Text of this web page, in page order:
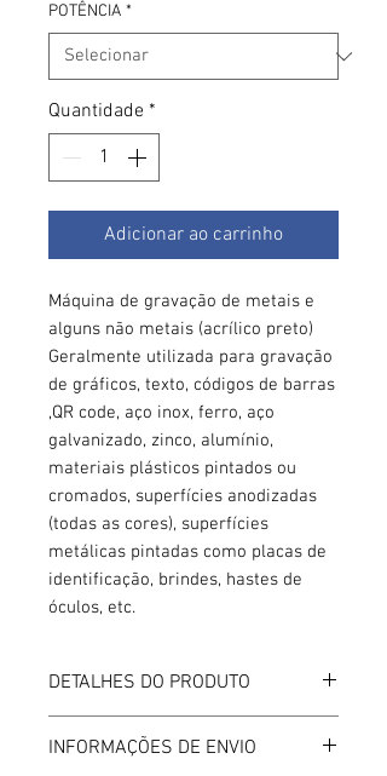
POTÊNCIA *
Quantidade *
Adicionar ao carrinho
Máquina de gravação de metais e
alguns não metais (acrílico preto)
Geralmente utilizada para gravação
de gráficos, texto, códigos de barras​
,QR code, aço inox, ferro, aço
galvanizado, zinco, alumínio,
materiais plásticos pintados ou
cromados, superfícies anodizadas
(todas as cores), superfícies
metálicas pintadas como placas de
identificação, brindes, hastes de
óculos, etc.
DETALHES DO PRODUTO
Ficha técnica:
Modelo ZY-30
INFORMAÇÕES DE ENVIO